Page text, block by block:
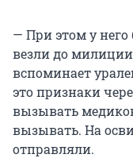
— При этом у него
везли до
вспоминает
это признаки
вызывать
вызывать. На
отправляли.